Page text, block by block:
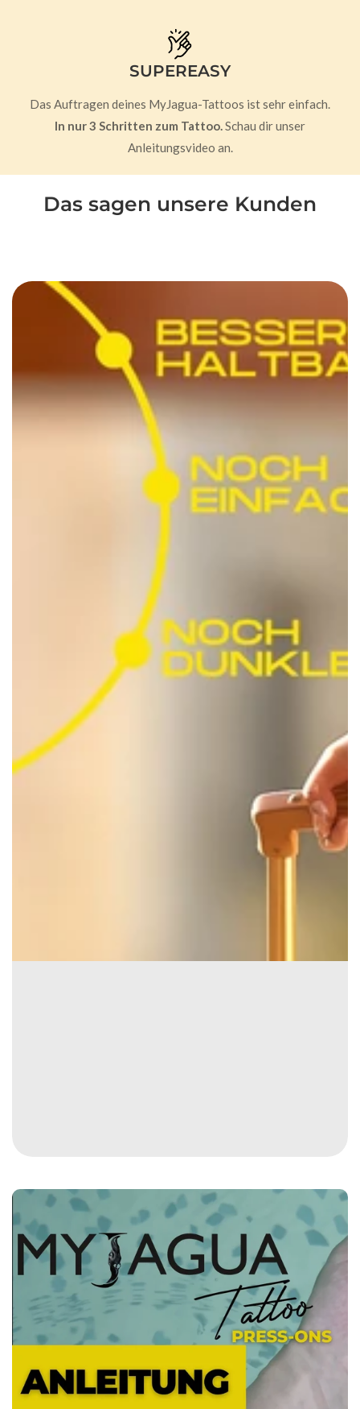
SUPEREASY
Das Auftragen deines MyJagua-Tattoos ist sehr einfach.
In nur 3 Schritten zum Tattoo.Schau dir unser
Anleitungsvideo an.
Das sagen unsere Kunden